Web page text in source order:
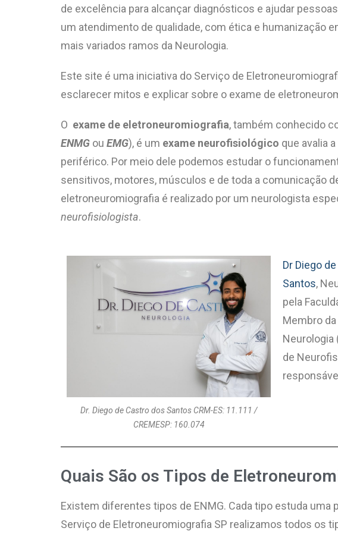
de excelência para alcançar diagnósticos e ajudar
um atendimento de qualidade, com ética e humanização
mais variados ramos da Neurologia.
Este site é uma iniciativa do Serviço de
esclarecer mitos e explicar sobre o exame de
O exame de eletroneuromiografia, também conhecido
ENMG ou EMG), é um exame neurofisiológico que avalia
periférico. Por meio dele podemos estudar o
sensitivos, motores, músculos e de toda a comunicação
eletroneuromiografia é realizado por um neurologista
neurofisiologista.
Dr. Diego de Castro dos Santos CRM-ES: 11.111 /
CREMESP: 160.074
Dr Diego
Santos,
pela
Membro
Neurologia
de
Quais São os Tipos de
Existem diferentes tipos de ENMG. Cada tipo estuda uma
Serviço de Eletroneuromiografia SP realizamos todos os